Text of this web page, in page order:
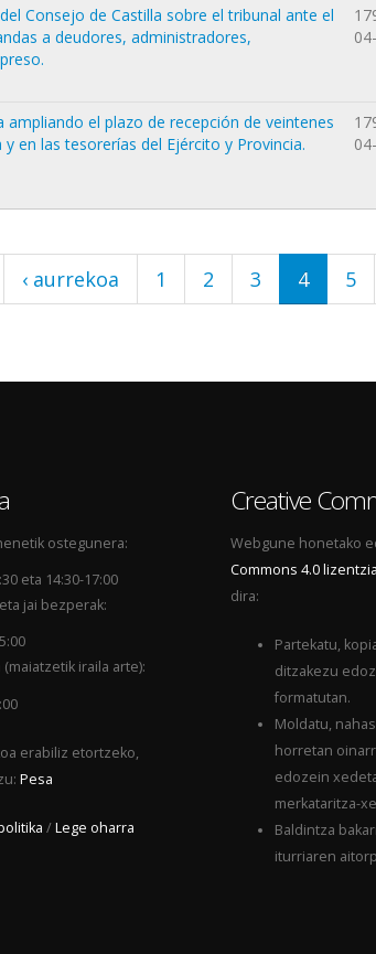
Consejo de Castilla sobre el tribunal ante el
a deudores, administradores,
el plazo de recepción de veintenes
en las tesorerías del Ejército y Provincia.
‹ aurrekoa 1 2 3 4 5
ostegunera:
eta 14:30-17:00
jai bezperak:
(maiatzetik iraila arte):
erabiliz etortzeko,
Pesa
/Lege oharra
Creative
Webgune honetako
Commons 4.0
dira:
Partekatu,
ditzakezu
formatutan.
Moldatu,
horretan
edozein
merkataritza-
Baldintza
iturriaren